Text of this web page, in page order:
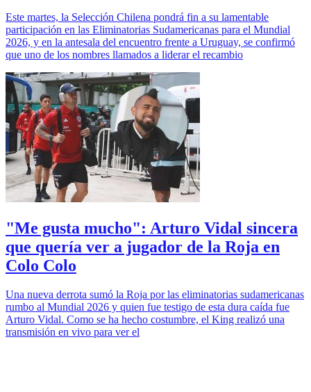
Este martes, la Selección Chilena pondrá fin a su lamentable
participación en las Eliminatorias Sudamericanas para el Mundial
2026, y en la antesala del encuentro frente a Uruguay, se confirmó
que uno de los nombres llamados a liderar el recambio
"Me gusta mucho": Arturo Vidal sincera
que quería ver a jugador de la Roja en
Colo Colo
Una nueva derrota sumó la Roja por las eliminatorias sudamericanas
rumbo al Mundial 2026 y quien fue testigo de esta dura caída fue
Arturo Vidal. Como se ha hecho costumbre, el King realizó una
transmisión en vivo para ver el